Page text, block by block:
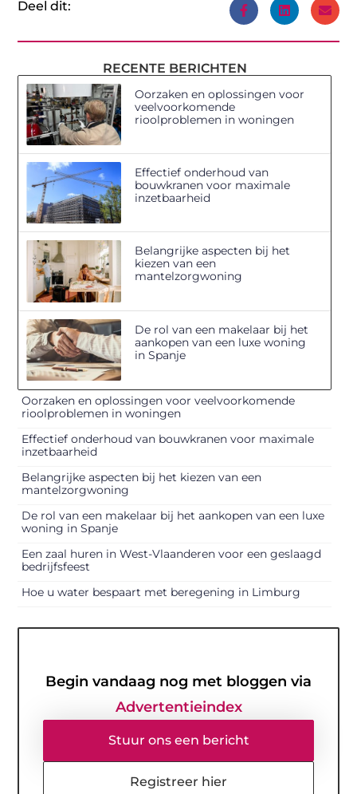
Deel dit:
RECENTE BERICHTEN
Oorzaken en oplossingen voor
veelvoorkomende
rioolproblemen in woningen
Effectief onderhoud van
bouwkranen voor maximale
inzetbaarheid
Belangrijke aspecten bij het
kiezen van een
mantelzorgwoning
De rol van een makelaar bij het
aankopen van een luxe woning
in Spanje
Oorzaken en oplossingen voor veelvoorkomende
rioolproblemen in woningen
Effectief onderhoud van bouwkranen voor maximale
inzetbaarheid
Belangrijke aspecten bij het kiezen van een
mantelzorgwoning
De rol van een makelaar bij het aankopen van een luxe
woning in Spanje
Een zaal huren in West-Vlaanderen voor een geslaagd
bedrijfsfeest
Hoe u water bespaart met beregening in Limburg
Begin vandaag nog met bloggen via
Advertentieindex
Stuur ons een bericht
Registreer hier